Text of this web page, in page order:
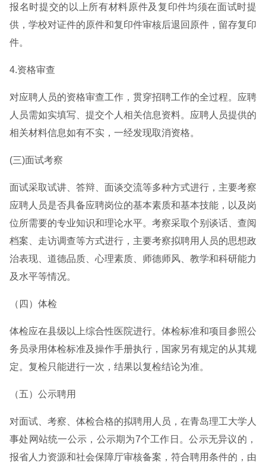
报名时提交的以上所有材料原件及复印件均须在面试时提
供，学校对证件的原件和复印件审核后退回原件，留存复印
件。
4.资格审查
对应聘人员的资格审查工作，贯穿招聘工作的全过程。应聘
人员需如实填写、提交个人相关信息资料。应聘人员提供的
相关材料信息如有不实，一经发现取消资格。
(三)面试考察
面试采取试讲、答辩、面谈交流等多种方式进行，主要考察
应聘人员是否具备应聘岗位的基本素质和基本技能，以及岗
位所需要的专业知识和理论水平。考察采取个别谈话、查阅
档案、走访调查等方式进行，主要考察拟聘用人员的思想政
治表现、道德品质、心理素质、师德师风、教学和科研能力
及水平等情况。
（四）体检
体检应在县级以上综合性医院进行。体检标准和项目参照公
务员录用体检标准及操作手册执行，国家另有规定的从其规
定。复检只能进行一次，结果以复检结论为准。
（五）公示聘用
对面试、考察、体检合格的拟聘用人员，在青岛理工大学人
事处网站统一公示，公示期为7个工作日。公示无异议的，
报省人力资源和社会保障厅审核备案，符合聘用条件的，由